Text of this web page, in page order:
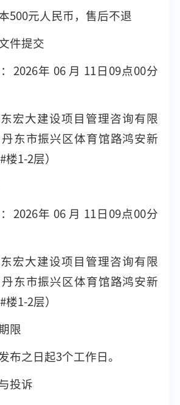
500元人民币，售后不退
件提交
2026年 06 月 11日09点00分
宏大建设项目管理咨询有限
东市振兴区体育馆路鸿安新
楼1-2层）
2026年 06 月 11日09点00分
宏大建设项目管理咨询有限
东市振兴区体育馆路鸿安新
楼1-2层）
限
布之日起3个工作日。
投诉